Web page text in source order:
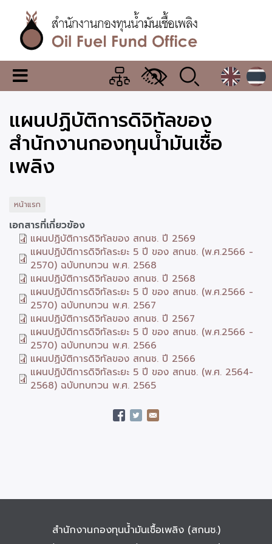
เนื้อหา
หลักสำนักงาน
กองทุน
น้ำมัน
เชื้อ
เพลิง
เมนู
เปลี่ยน
แสดง
ผล
แผนปฏิบัติการดิจิทัลของ
สำนักงานกองทุนน้ำมันเชื้อ
เพลิง
หน้าแรก
เอกสารที่เกี่ยวข้อง
แผนปฏิบัติการดิจิทัลของ สกนช. ปี 2569
แผนปฏิบัติการดิจิทัลระยะ 5 ปี ของ สกนช. (พ.ศ.2566 -
2570) ฉบับทบทวน พ.ศ. 2568
แผนปฏิบัติการดิจิทัลของ สกนช. ปี 2568
แผนปฏิบัติการดิจิทัลระยะ 5 ปี ของ สกนช. (พ.ศ.2566 -
2570) ฉบับทบทวน พ.ศ. 2567
แผนปฏิบัติการดิจิทัลของ สกนช. ปี 2567
แผนปฏิบัติการดิจิทัลระยะ 5 ปี ของ สกนช. (พ.ศ.2566 -
2570) ฉบับทบทวน พ.ศ. 2566
แผนปฏิบัติการดิจิทัลของ สกนช. ปี 2566
แผนปฏิบัติการดิจิทัลระยะ 5 ปี ของ สกนช. (พ.ศ. 2564-
2568) ฉบับทบทวน พ.ศ. 2565
สำนักงานกองทุนน้ำมันเชื้อเพลิง (สกนช.)